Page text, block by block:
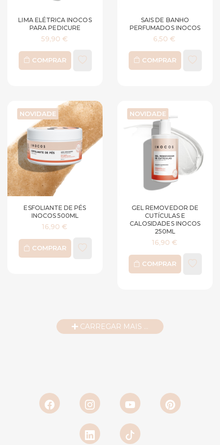
LIMA ELÉTRICA INOCOS
PARA PEDICURE
59,90 €
COMPRAR
SAIS DE BANHO
PERFUMADOS INOCOS
6,50 €
COMPRAR
NOVIDADE
ESFOLIANTE DE PÉS
INOCOS 500ML
16,90 €
COMPRAR
NOVIDADE
GEL REMOVEDOR DE
CUTÍCULAS E
CALOSIDADES INOCOS
250ML
16,90 €
COMPRAR
CARREGAR MAIS ...